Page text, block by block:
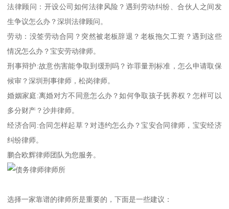
法律顾问：开设公司如何法律风险？遇到劳动纠纷、合伙人之间发
生争议怎么办？深圳法律顾问。
劳动：没签劳动合同？突然被老板辞退？老板拖欠工资？遇到这些
情况怎么办？宝安劳动律师。
刑事辩护:故意伤害能争取到缓刑吗？诈罪量刑标准，怎么申请取保
候审？深圳刑事律师，松岗律师。
婚姻家庭:离婚对方不同意怎么办？如何争取孩子抚养权？怎样可以
多分财产？沙井律师。
经济合同:合同怎样起草？对违约怎么办？宝安合同律师，宝安经济
纠纷律师。
鹏合欧辉律师团队为您服务。
选择一家靠谱的律师所是重要的，下面是一些建议：